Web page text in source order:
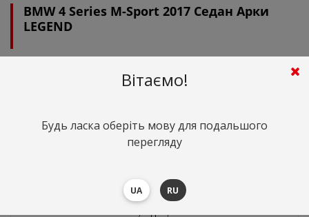
BMW 4 Series M-Sport 2017 Седан Арки
LEGEND
грн.
Вітаємо!
Будь ласка оберіть мову для подальшого
перегляду
UA RU